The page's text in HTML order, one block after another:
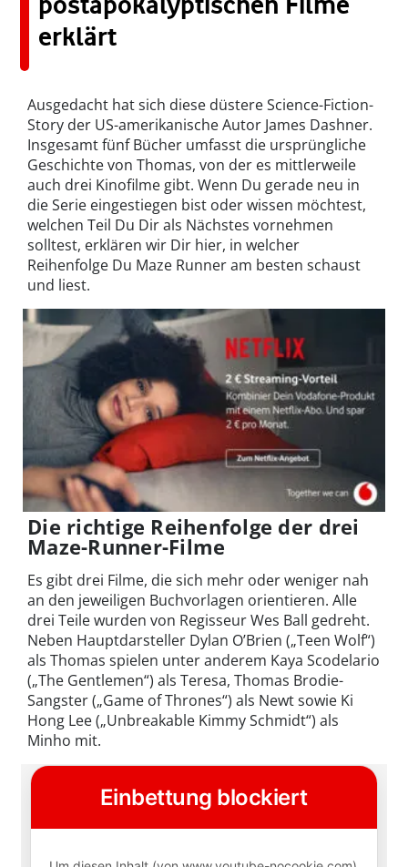
erklärt
Ausgedacht hat sich diese düstere Science-Fiction-
Story der US-amerikanische Autor James Dashner.
Insgesamt fünf Bücher umfasst die ursprüngliche
Geschichte von Thomas, von der es mittlerweile
auch drei Kinofilme gibt. Wenn Du gerade neu in
die Serie eingestiegen bist oder wissen möchtest,
welchen Teil Du Dir als Nächstes vornehmen
solltest, erklären wir Dir hier, in welcher
Reihenfolge Du Maze Runner am besten schaust
und liest.
Die richtige Reihenfolge der drei
Maze-Runner-Filme
Es gibt drei Filme, die sich mehr oder weniger nah
an den jeweiligen Buchvorlagen orientieren. Alle
drei Teile wurden von Regisseur Wes Ball gedreht.
Neben Hauptdarsteller Dylan O’Brien („Teen Wolf“)
als Thomas spielen unter anderem Kaya Scodelario
(„The Gentlemen“) als Teresa, Thomas Brodie-
Sangster („Game of Thrones“) als Newt sowie Ki
Hong Lee („Unbreakable Kimmy Schmidt“) als
Minho mit.